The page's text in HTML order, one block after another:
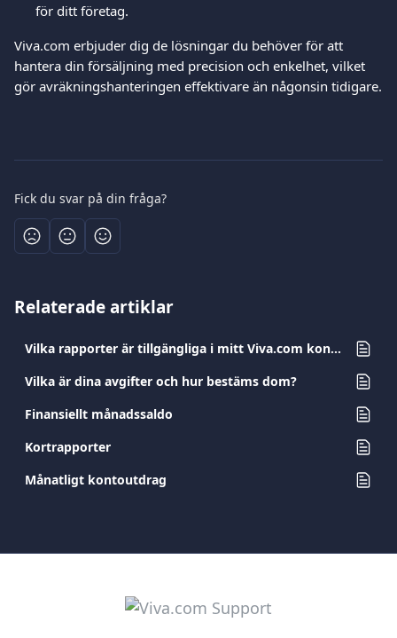
för ditt företag.
Viva.com erbjuder dig de lösningar du behöver för att
hantera din försäljning med precision och enkelhet, vilket
gör avräkningshanteringen effektivare än någonsin tidigare.
Fick du svar på din fråga?
Relaterade artiklar
Vilka rapporter är tillgängliga i mitt Viva.com konto?
Vilka är dina avgifter och hur bestäms dom?
Finansiellt månadssaldo
Kortrapporter
Månatligt kontoutdrag